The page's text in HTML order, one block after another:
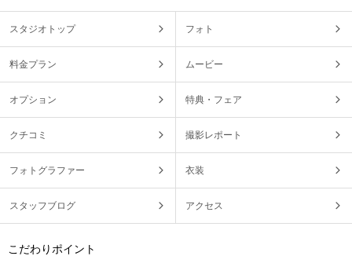
スタジオトップ フォト
料金プラン ムービー
オプション 特典・フェア
クチコミ 撮影レポート
フォトグラファー 衣装
スタッフブログ アクセス
こだわりポイント